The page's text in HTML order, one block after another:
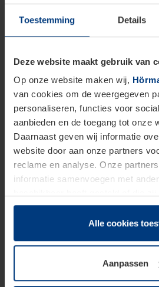
Toestemming Details
Deze website maakt gebruik van
Op onze website maken wij,
van cookies om de weergegeven
personaliseren, functies voor
aanbieden en de toegang tot onze
Daarnaast geven wij informatie
website door aan onze partners
reclame en analyse. Onze
informatie samenvoegen met
hun diensten hebben verzameld.
Juridisch hebben wij het recht om
van deze pagina's absoluut vereist
soorten cookies is uw
toestemming kunt u op elk
Alle cookies
Aanpassen